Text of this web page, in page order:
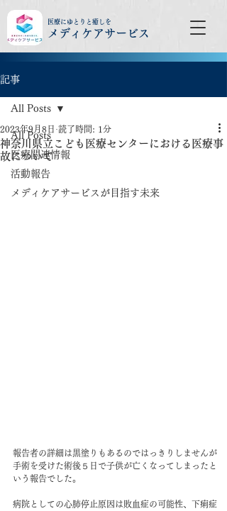
医療にゆとりと癒しを
メディケアサービス
記事
All Posts
医療関連情報
活動報告
メディケアサービスが目指す未来
All Posts
神奈川県立こども医療センターにおける医療事
故について
2023年9月8日 読了時間: 1分
報告者の詳細は黒塗りもあるのではっきりしませんが
手術を受けた術後５日で子供が亡くなってしまったと
いう報告でした。
病院としての心肺停止原因は敗血症の可能性、下痢症